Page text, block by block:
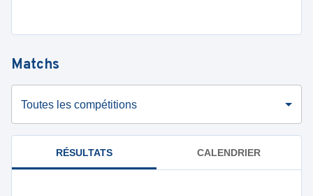
Matchs
Toutes les compétitions
RÉSULTATS CALENDRIER